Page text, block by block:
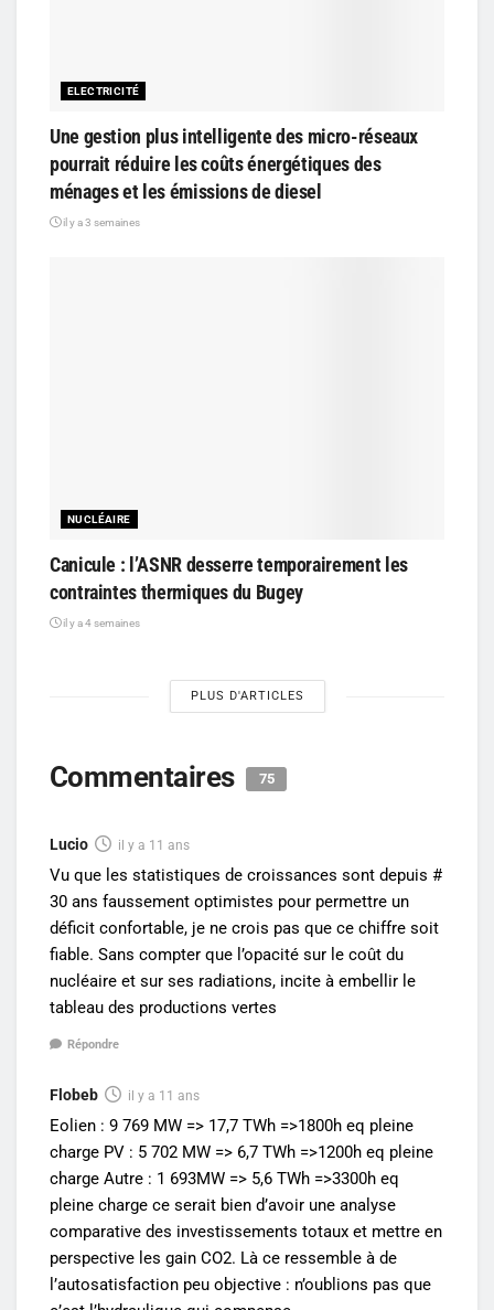
ELECTRICITÉ
Une gestion plus intelligente des micro-réseaux
pourrait réduire les coûts énergétiques des
ménages et les émissions de diesel
il y a 3 semaines
NUCLÉAIRE
Canicule : l’ASNR desserre temporairement les
contraintes thermiques du Bugey
il y a 4 semaines
PLUS D'ARTICLES
Commentaires 75
Lucio il y a 11 ans
Vu que les statistiques de croissances sont depuis #
30 ans faussement optimistes pour permettre un
déficit confortable, je ne crois pas que ce chiffre soit
fiable. Sans compter que l’opacité sur le coût du
nucléaire et sur ses radiations, incite à embellir le
tableau des productions vertes
Répondre
Flobeb il y a 11 ans
Eolien : 9 769 MW => 17,7 TWh =>1800h eq pleine
charge PV : 5 702 MW => 6,7 TWh =>1200h eq pleine
charge Autre : 1 693MW => 5,6 TWh =>3300h eq
pleine charge ce serait bien d’avoir une analyse
comparative des investissements totaux et mettre en
perspective les gain CO2. Là ce ressemble à de
l’autosatisfaction peu objective : n’oublions pas que